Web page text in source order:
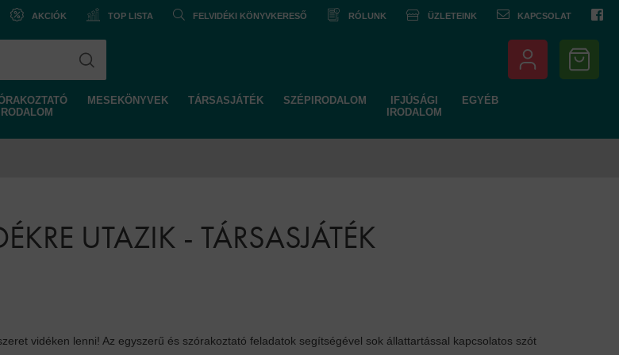
AKCIÓK TOP LISTA FELVIDÉKI KÖNYVKERESŐ RÓLUNK ÜZLETEINK KAPCSOLAT
IRODALOM
MESEKÖNYVEK TÁRSASJÁTÉK SZÉPIRODALOM
IFJÚSÁGI
IRODALOM
EGYÉB
UTAZIK - TÁRSASJÁTÉK
vidéken lenni! Az egyszerű és szórakoztató feladatok segítségével sok állattartással kapcsolatos szót